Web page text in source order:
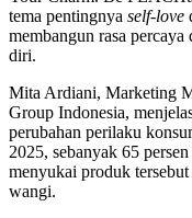
tema pentingnya self-love
membangun rasa
diri.
Mita Ardiani, Marketing
Group Indonesia,
perubahan perilaku
2025, sebanyak 65
menyukai produk
wangi.